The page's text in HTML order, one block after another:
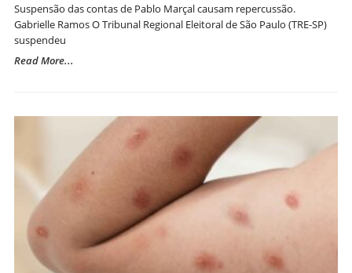
Suspensão das contas de Pablo Marçal causam repercussão.
Gabrielle Ramos O Tribunal Regional Eleitoral de São Paulo (TRE-SP)
suspendeu
Read More...